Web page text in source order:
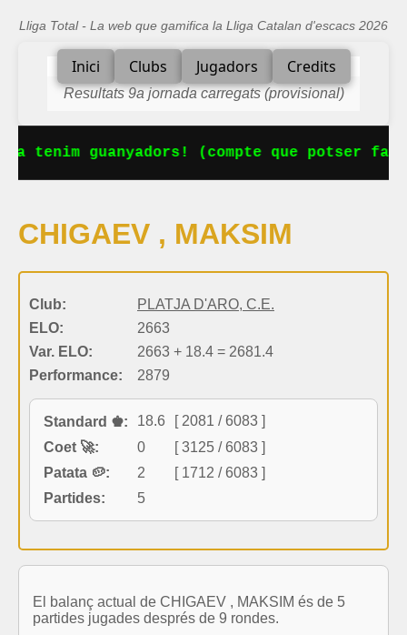
Lliga Total - La web que gamifica la Lliga Catalan d'escacs 2026
Inici Clubs Jugadors Credits
Resultats 9a jornada carregats (provisional)
tenim guanyadors! (compte que potser
CHIGAEV , MAKSIM
Club:
PLATJA D'ARO, C.E.
ELO:
2663
Var. ELO:
2663 + 18.4 = 2681.4
Performance:
2879
Standard ♚: 18.6
[ 2081 / 6083 ]
Coet 🚀:
0
[ 3125 / 6083 ]
Patata 🥔:
2
[ 1712 / 6083 ]
Partides:
5
El balanç actual de CHIGAEV , MAKSIM és de 5
partides jugades després de 9 rondes.